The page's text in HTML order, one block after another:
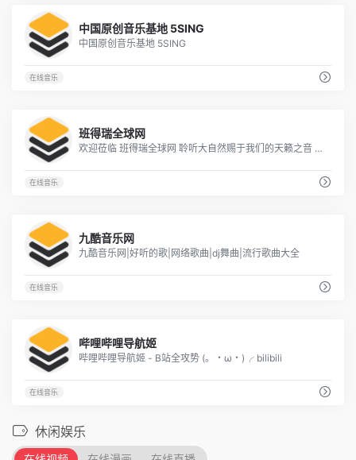
中国原创音乐基地 5SING
中国原创音乐基地 5SING
在线音乐
班得瑞全球网
欢迎莅临 班得瑞全球网 聆听大自然赐于我们的天籁之音 Bandari.Net -
在线音乐
九酷音乐网
九酷音乐网|好听的歌|网络歌曲|dj舞曲|流行歌曲大全
在线音乐
哔哩哔哩导航姬
哔哩哔哩导航姬 - B站全攻势 (。・ω・)╭ bilibili
在线音乐
休闲娱乐